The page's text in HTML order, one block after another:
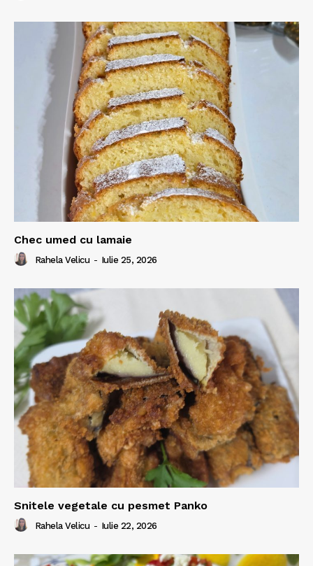
Chec umed cu lamaie
Rahela Velicu - Iulie 25, 2026
Snitele vegetale cu pesmet Panko
Rahela Velicu - Iulie 22, 2026